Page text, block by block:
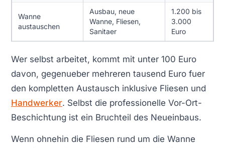
Wanne
austauschen
Ausbau, neue
Wanne, Fliesen,
Sanitaer
1.200 bis
3.000
Euro
Wer selbst arbeitet, kommt mit unter 100 Euro
davon, gegenueber mehreren tausend Euro fuer
den kompletten Austausch inklusive Fliesen und
Handwerker. Selbst die professionelle Vor-Ort-
Beschichtung ist ein Bruchteil des Neueinbaus.
Wenn ohnehin die Fliesen rund um die Wanne